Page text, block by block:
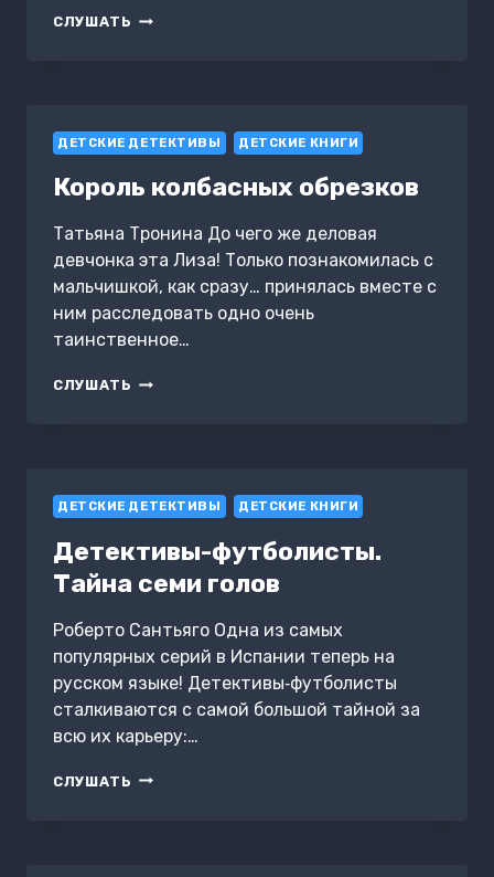
СЛУШАТЬ ДВА
ДЕТСКИЕ ДЕТЕКТИВЫ ДЕТСКИЕ КНИГИ
Король колбасных обрезков
Татьяна Тронина До чего же деловая
девчонка эта Лиза! Только познакомилась с
мальчишкой, как сразу… принялась вместе с
ним расследовать одно очень
таинственное…
СЛУШАТЬ КОРОЛЬ
ДЕТСКИЕ ДЕТЕКТИВЫ ДЕТСКИЕ КНИГИ
Детективы-футболисты.
Тайна семи голов
Роберто Сантьяго Одна из самых
популярных серий в Испании теперь на
русском языке! Детективы‑футболисты
сталкиваются с самой большой тайной за
всю их карьеру:…
СЛУШАТЬ ДЕТЕКТИВЫ-